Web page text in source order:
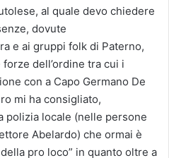
al quale devo chiedere
dovute
e ai gruppi folk di Paterno,
dell’ordine tra cui i
con a Capo Germano De
mi ha consigliato,
polizia locale (nelle persone
Abelardo) che ormai è
pro loco” in quanto oltre a